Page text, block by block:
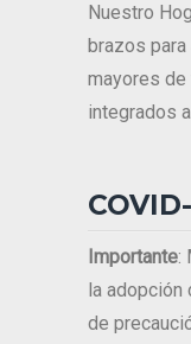
Nuestro
brazos
mayores
integrados
Importante:
la
de